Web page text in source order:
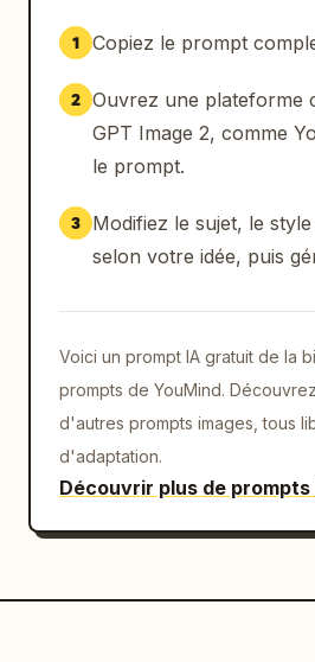
1 Copiez le prompt
2 Ouvrez une plateforme
GPT Image 2, comme
le prompt.
3
Modifiez le sujet, le
selon votre idée, puis
Voici un prompt IA gratuit de la
prompts de YouMind.
d'autres prompts images, tous
d'adaptation.
Découvrir plus de prompts